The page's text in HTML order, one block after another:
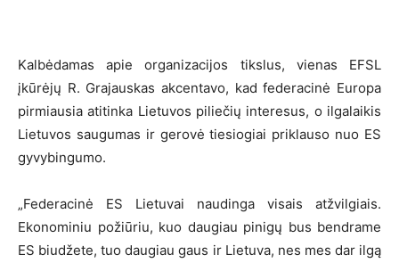
Kalbėdamas apie organizacijos tikslus, vienas EFSL
įkūrėjų R. Grajauskas akcentavo, kad federacinė Europa
pirmiausia atitinka Lietuvos piliečių interesus, o ilgalaikis
Lietuvos saugumas ir gerovė tiesiogiai priklauso nuo ES
gyvybingumo.
„Federacinė ES Lietuvai naudinga visais atžvilgiais.
Ekonominiu požiūriu, kuo daugiau pinigų bus bendrame
ES biudžete, tuo daugiau gaus ir Lietuva, nes mes dar ilgą